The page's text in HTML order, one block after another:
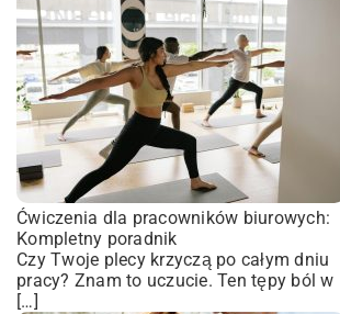
Ćwiczenia dla pracowników biurowych:
Kompletny poradnik
Czy Twoje plecy krzyczą po całym dniu
pracy? Znam to uczucie. Ten tępy ból w
[…]